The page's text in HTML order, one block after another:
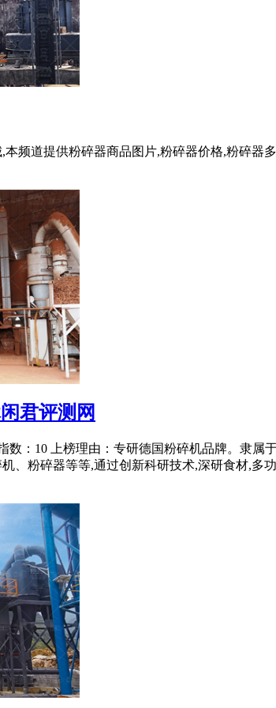
频道提供粉碎器商品图片,粉碎器价格,粉碎器
君评测网
数：10 上榜理由：专研德国粉碎机品牌。隶
、粉碎器等等,通过创新科研技术,深研食材,多